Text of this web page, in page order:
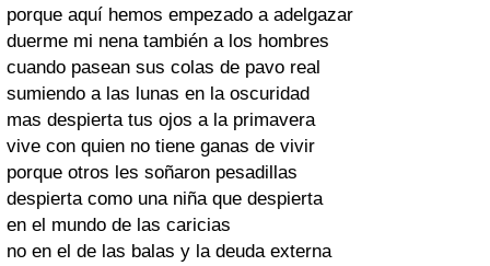
porque aquí hemos empezado a adelgazar
duerme mi nena también a los hombres
cuando pasean sus colas de pavo real
sumiendo a las lunas en la oscuridad
mas despierta tus ojos a la primavera
vive con quien no tiene ganas de vivir
porque otros les soñaron pesadillas
despierta como una niña que despierta
en el mundo de las caricias
no en el de las balas y la deuda externa